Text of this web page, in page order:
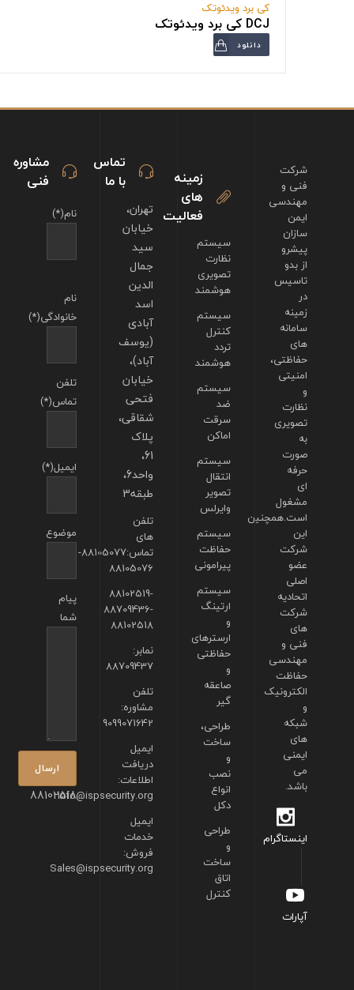
کی برد ویدئوتک
DCJ کی برد ویدئوتک
دانلود
مشاوره
فنی
نام(*)
نام
خانوادگی(*)
تلفن
تماس(*)
ایمیل(*)
موضوع
پیام
شما
88102518
تماس
با ما
تهران،
خیابان
سید
جمال
الدین
اسد
آبادی
(یوسف
آباد)،
خیابان
فتحی
شقاقی،
پلاک
61،
واحد6،
طبقه3
تلفن
های
تماس:88105077-
88105076
88102519-
88709436-
88102518
نمابر:
88709437
تلفن
مشاوره:
9099071642
ایمیل
دریافت
اطلاعات:
info@ispsecurity.org
ایمیل
خدمات
فروش:
Sales@ispsecurity.org
زمینه
های
فعالیت
سیستم
نظارت
تصویری
هوشمند
سیستم
کنترل
تردد
هوشمند
سیستم
ضد
سرقت
اماکن
سیستم
انتقال
تصویر
وایرلس
سیستم
حفاظت
پیرامونی
سیستم
ارتینگ
و
ارسترهای
حفاظتی
و
صاعقه
گیر
طراحی،
ساخت
و
نصب
انواع
دکل
طراحی
و
ساخت
اتاق
کنترل
شرکت
فنی و
مهندسی
ایمن
سازان
پیشرو
از بدو
تاسیس
در
زمینه
سامانه
های
حفاظتی،
امنیتی
و
نظارت
تصویری
به
صورت
حرفه
ای
مشغول
است.همچنین
این
شرکت
عضو
اصلی
اتحادیه
شرکت
های
فنی و
مهندسی
حفاظت
الکترونیک
و
شبکه
های
ایمنی
می
باشد.
اینستاگرام
آپارات